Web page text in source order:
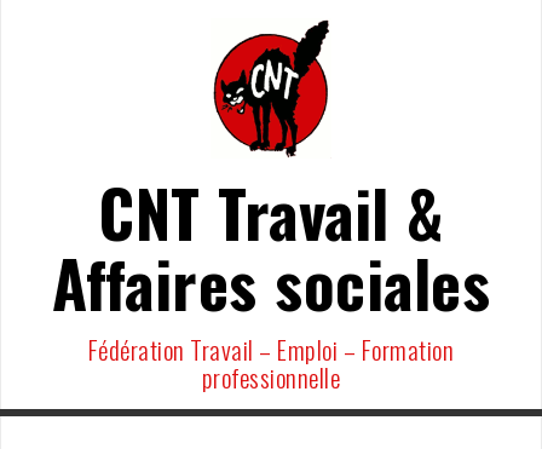
CNT Travail &
Affaires sociales
Fédération Travail – Emploi – Formation
professionnelle